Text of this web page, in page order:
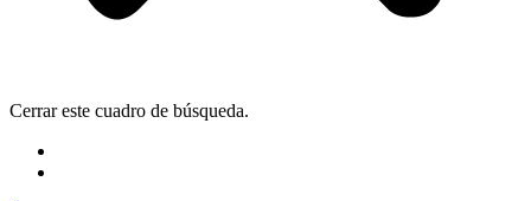
Cerrar este cuadro de búsqueda.